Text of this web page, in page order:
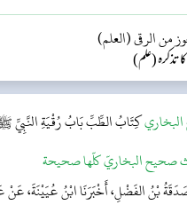
من الرقى (العلم)
تذکرہ (علم)
كِتَابُ الطِّبِّبَابُ رُقْيَةِ النَّبِيِّ
صحيح البخاريّ كلّها صحيحة
بْنُ الفَضْلِ، أَخْبَرَنَا ابْنُ عُيَيْنَةَ،